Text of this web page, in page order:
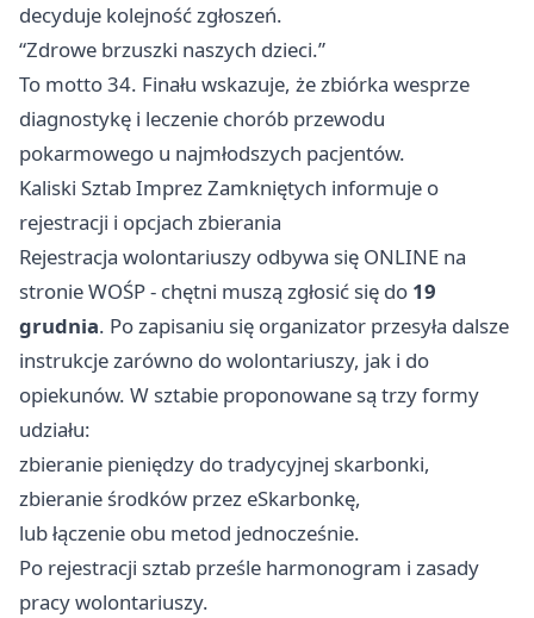
decyduje kolejność zgłoszeń.
“Zdrowe brzuszki naszych dzieci.”
To motto 34. Finału wskazuje, że zbiórka wesprze
diagnostykę i leczenie chorób przewodu
pokarmowego u najmłodszych pacjentów.
Kaliski Sztab Imprez Zamkniętych informuje o
rejestracji i opcjach zbierania
Rejestracja wolontariuszy odbywa się ONLINE na
stronie WOŚP - chętni muszą zgłosić się do 19
grudnia. Po zapisaniu się organizator przesyła dalsze
instrukcje zarówno do wolontariuszy, jak i do
opiekunów. W sztabie proponowane są trzy formy
udziału:
zbieranie pieniędzy do tradycyjnej skarbonki,
zbieranie środków przez eSkarbonkę,
lub łączenie obu metod jednocześnie.
Po rejestracji sztab prześle harmonogram i zasady
pracy wolontariuszy.